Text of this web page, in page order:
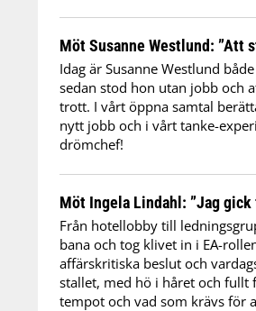
Möt Susanne Westlund: ”Att
Idag är Susanne Westlund
sedan stod hon utan jobb och
trott. I vårt öppna samtal
nytt jobb och i vårt tanke-
drömchef!
Möt Ingela Lindahl: ”Jag
Från hotellobby till
bana och tog klivet in i EA-
affärskritiska beslut och
stallet, med hö i håret och fullt
tempot och vad som krävs för